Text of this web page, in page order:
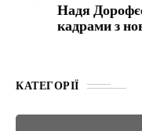
Надя
кадрами з
КАТЕГОРІЇ